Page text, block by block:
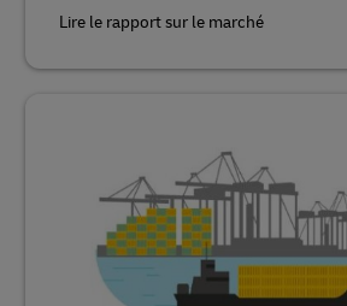
Lire le rapport sur le marché